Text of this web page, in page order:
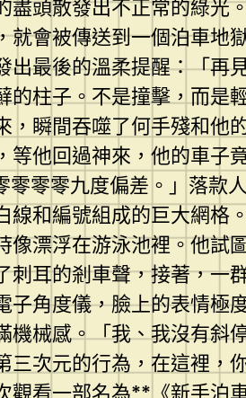
頭散發出不正常的綠
就會被傳送到一個泊車
最後的溫柔提醒：「
柱子。不是撞擊，而
瞬間吞噬了何手殘和他
他回過神來，他的車子
零零九度偏差。」落款
和編號組成的巨大網格
漂浮在游泳池裡。他
耳的剎車聲，接著，
角度儀，臉上的表情極
械感。「我、我沒有
三次元的行為，在這裡